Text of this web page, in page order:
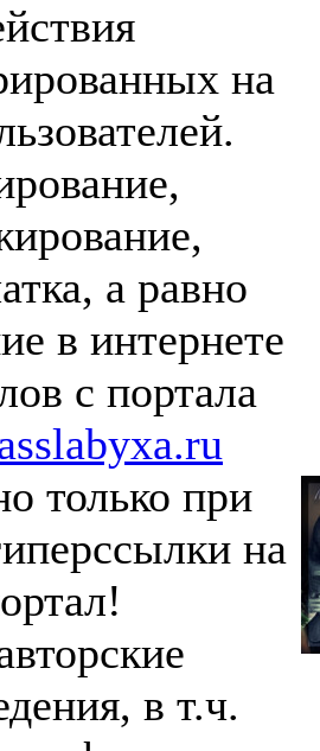
на
а равно
в интернете
с портала
только при
на
в т.ч.